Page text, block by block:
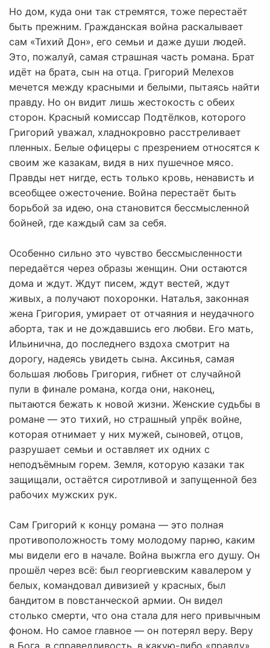
Но дом, куда они так стремятся, тоже перестаёт
быть прежним. Гражданская война раскалывает
сам «Тихий Дон», его семьи и даже души людей.
Это, пожалуй, самая страшная часть романа. Брат
идёт на брата, сын на отца. Григорий Мелехов
мечется между красными и белыми, пытаясь найти
правду. Но он видит лишь жестокость с обеих
сторон. Красный комиссар Подтёлков, которого
Григорий уважал, хладнокровно расстреливает
пленных. Белые офицеры с презрением относятся к
своим же казакам, видя в них пушечное мясо.
Правды нет нигде, есть только кровь, ненависть и
всеобщее ожесточение. Война перестаёт быть
борьбой за идею, она становится бессмысленной
бойней, где каждый сам за себя.
Особенно сильно это чувство бессмысленности
передаётся через образы женщин. Они остаются
дома и ждут. Ждут писем, ждут вестей, ждут
живых, а получают похоронки. Наталья, законная
жена Григория, умирает от отчаяния и неудачного
аборта, так и не дождавшись его любви. Его мать,
Ильинична, до последнего вздоха смотрит на
дорогу, надеясь увидеть сына. Аксинья, самая
большая любовь Григория, гибнет от случайной
пули в финале романа, когда они, наконец,
пытаются бежать к новой жизни. Женские судьбы в
романе — это тихий, но страшный упрёк войне,
которая отнимает у них мужей, сыновей, отцов,
разрушает семьи и оставляет их одних с
неподъёмным горем. Земля, которую казаки так
защищали, остаётся сиротливой и запущенной без
рабочих мужских рук.
Сам Григорий к концу романа — это полная
противоположность тому молодому парню, каким
мы видели его в начале. Война выжгла его душу. Он
прошёл через всё: был георгиевским кавалером у
белых, командовал дивизией у красных, был
бандитом в повстанческой армии. Он видел
столько смерти, что она стала для него привычным
фоном. Но самое главное — он потерял веру. Веру